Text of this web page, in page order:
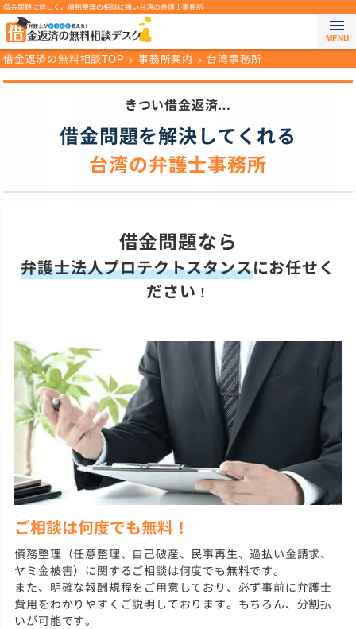
借金問題に詳しく、債務整理の相談に強い台湾の弁護士事務所
メ
ニ
ュ
る
借金返済の無料相談TOP >事務所案内 > 台湾事務所
借金問題を解決してくれる
台湾の弁護士事務所
きつい借金返済…
借金問題なら
弁護士法人プロテクトスタンスにお任せく
ださい ！
ご相談は何度でも無料！
債務整理（任意整理、自己破産、民事再生、過払い金請求、
ヤミ金被害）に関するご相談は何度でも無料です。
また、明確な報酬規程をご用意しており、必ず事前に弁護士
費用をわかりやすくご説明しております。もちろん、分割払
いが可能です。